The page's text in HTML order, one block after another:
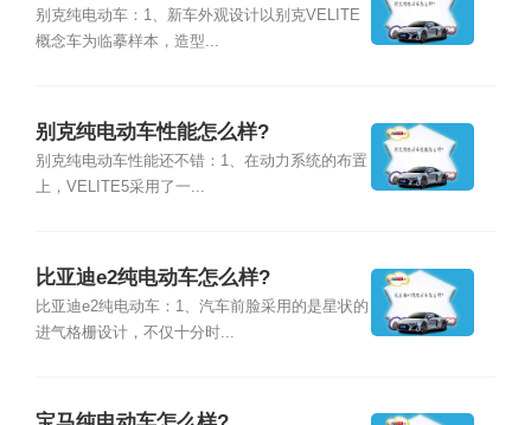
别克纯电动车：1、新车外观设计以别克VELITE
概念车为临摹样本，造型...
别克纯电动车性能怎么样?
别克纯电动车性能还不错：1、在动力系统的布置
上，VELITE5采用了一...
比亚迪e2纯电动车怎么样?
比亚迪e2纯电动车：1、汽车前脸采用的是星状的
进气格栅设计，不仅十分时...